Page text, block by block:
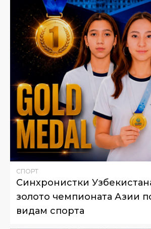
СПОРТ
Синхронистки
золото чемпионата Азии
видам спорта